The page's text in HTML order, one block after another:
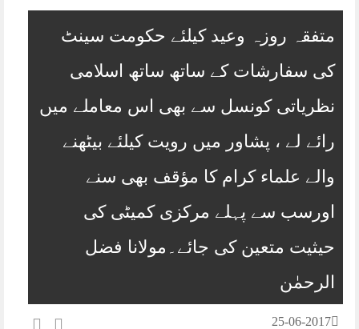
متفقہ روزہ وعید کیلئے حکومت سینٹ
کی سفارشات کے ساتھ ساتھ اسلامی
نظریاتی کونسل سے بھی اس معاملے میں
رائے لے ، پشاور میں رویت کیلئے بیٹھنے
والے علماء کرام کا مؤقف بھی سنے
اورسب سے پہلے مرکزی کمیٹی کی
حیثیت متعین کی جائے۔مولانا فضل
الرحمٰن
25-06-2017